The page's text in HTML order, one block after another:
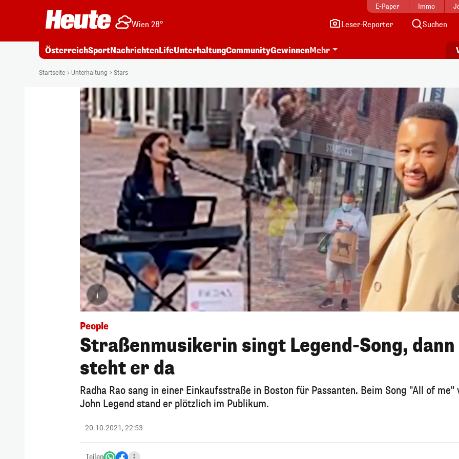
E-Paper Immo
Wien 28° Leser-Reporter Suchen
ÖsterreichSportNachrichtenLifeUnterhaltungCommunityGewinnenMehr
Startseite Unterhaltung Stars
i
People
Straßenmusikerin singt Legend-Song, dann
steht er da
Radha Rao sang in einer Einkaufsstraße in Boston für Passanten. Beim Song "All of me"
John Legend stand er plötzlich im Publikum.
20.10.2021, 22:53